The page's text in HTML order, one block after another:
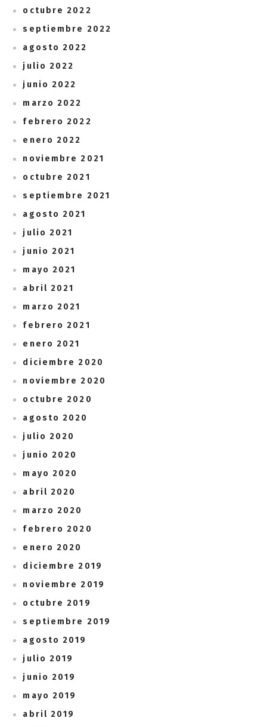
octubre 2022
septiembre 2022
agosto 2022
julio 2022
junio 2022
marzo 2022
febrero 2022
enero 2022
noviembre 2021
octubre 2021
septiembre 2021
agosto 2021
julio 2021
junio 2021
mayo 2021
abril 2021
marzo 2021
febrero 2021
enero 2021
diciembre 2020
noviembre 2020
octubre 2020
agosto 2020
julio 2020
junio 2020
mayo 2020
abril 2020
marzo 2020
febrero 2020
enero 2020
diciembre 2019
noviembre 2019
octubre 2019
septiembre 2019
agosto 2019
julio 2019
junio 2019
mayo 2019
abril 2019